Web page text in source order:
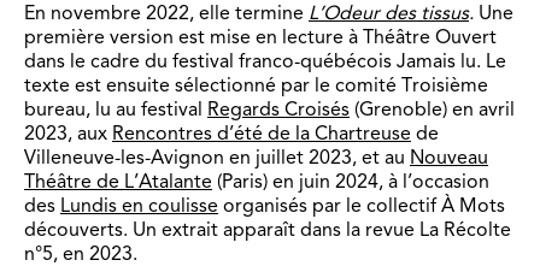
En novembre 2022, elle termine L’Odeur des tissus. Une
première version est mise en lecture à Théâtre Ouvert
dans le cadre du festival franco-québécois Jamais lu. Le
texte est ensuite sélectionné par le comité Troisième
bureau, lu au festival Regards Croisés (Grenoble) en avril
2023, aux Rencontres d’été de la Chartreuse de
Villeneuve-les-Avignon en juillet 2023, et au Nouveau
Théâtre de L’Atalante (Paris) en juin 2024, à l’occasion
des Lundis en coulisse organisés par le collectif À Mots
découverts. Un extrait apparaît dans la revue La Récolte
n°5, en 2023.